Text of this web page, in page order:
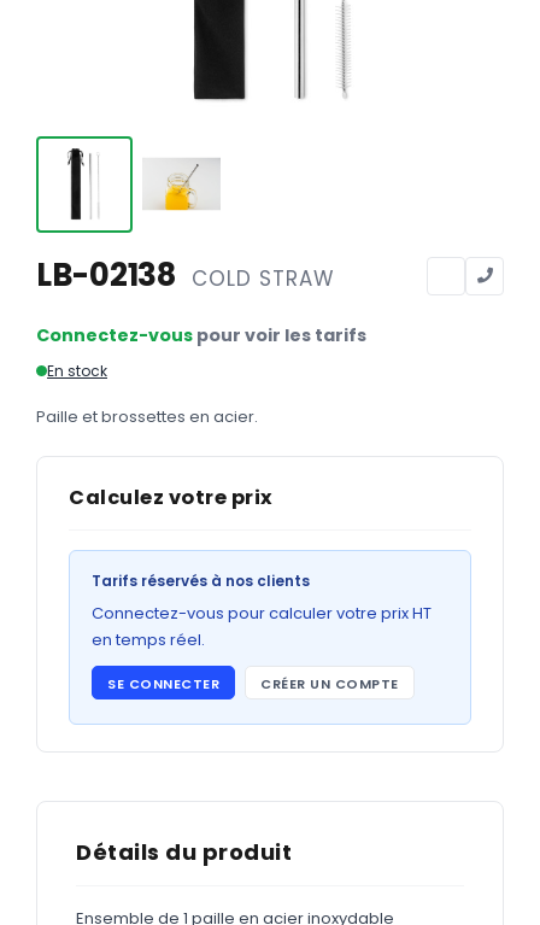
Tête de lettre
Sous-mains
Bloc-notes
Chemises
Pochettes administratives
Tampons
Liasses
Carnets
GRAND FORMAT
Posters
Abribus
Plans
Panneaux
LB-02138 COLD STRAW
Connectez-vous pour voir les tarifs
En stock
Paille et brossettes en acier.
Calculez votre prix
Tarifs réservés à nos clients
Connectez-vous pour calculer votre prix HT
en temps réel.
SE CONNECTER CRÉER UN COMPTE
Détails du produit
Ensemble de 1 paille en acier inoxydable